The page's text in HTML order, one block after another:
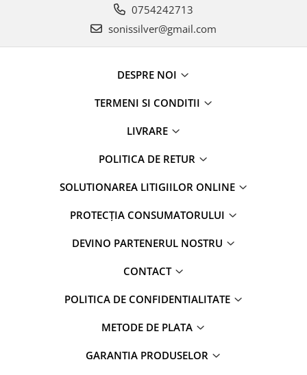
0754242713
sonissilver@gmail.com
DESPRE NOI
TERMENI SI CONDITII
LIVRARE
POLITICA DE RETUR
SOLUTIONAREA LITIGIILOR ONLINE
PROTECȚIA CONSUMATORULUI
DEVINO PARTENERUL NOSTRU
CONTACT
POLITICA DE CONFIDENTIALITATE
METODE DE PLATA
GARANTIA PRODUSELOR